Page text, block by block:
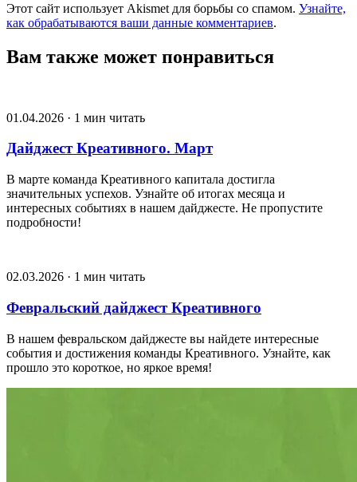
Этот сайт использует Akismet для борьбы со спамом. Узнайте,
как обрабатываются ваши данные комментариев.
Вам также может понравиться
01.04.2026 · 1 мин читать
Дайджест Креативного. Март
В марте команда Креативного капитала достигла
значительных успехов. Узнайте об итогах месяца и
интересных событиях в нашем дайджесте. Не пропустите
подробности!
02.03.2026 · 1 мин читать
Февральский дайджест Креативного
В нашем февральском дайджесте вы найдете интересные
события и достижения команды Креативного. Узнайте, как
прошло это короткое, но яркое время!